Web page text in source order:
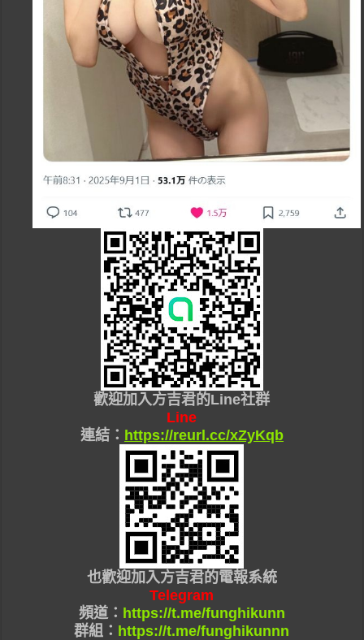
歡迎加入方吉君的Line社群
Line
連結： https://reurl.cc/xZyKqb
也歡迎加入方吉君的電報系統
Telegram
頻道： https://t.me/funghikunn
群組： https://t.me/funghikunnn